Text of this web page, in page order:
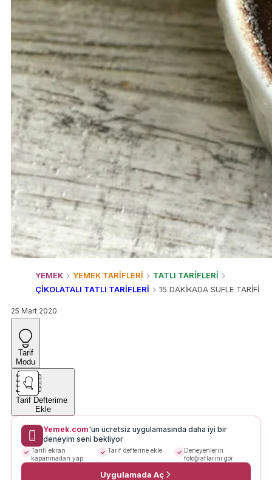
YEMEK YEMEK TARİFLERİ
TATLI TARİFLERİ
ÇİKOLATALI TATLI TARİFLERİ
15 DAKİKADA SUFLE TARİFİ
25 Mart 2020
Tarif
Modu
Tarif Defterime
Ekle
Yemek.com'un ücretsiz uygulamasında daha iyi bir
deneyim seni bekliyor
Tarifi ekran
kapanmadan yap
Tarif defterine ekle
Deneyenlerin
fotoğraflarını gör
Uygulamada Aç